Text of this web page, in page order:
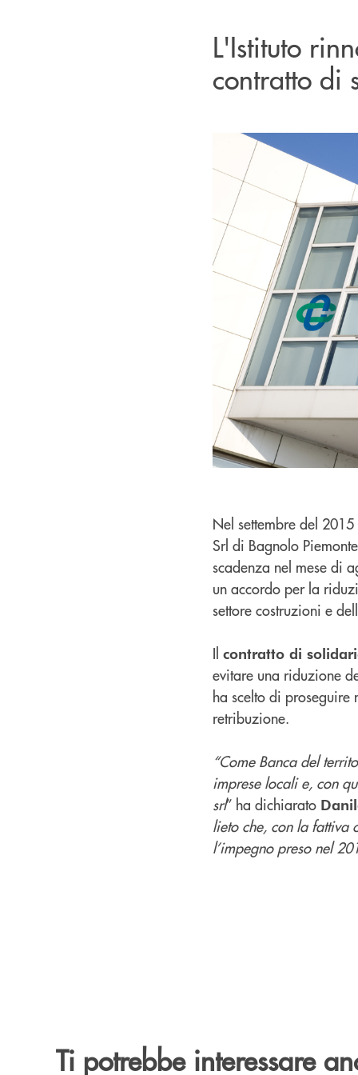
L'Istituto
contratto di
Nel settembre del 2015
Srl di Bagnolo
scadenza nel mese di
un accordo per la
settore costruzioni e
Il contratto di
evitare una riduzione
ha scelto di proseguire
retribuzione.
“Come Banca del
imprese locali e, con
srl” ha dichiarato
lieto che, con la fattiva
l’impegno preso nel
Ti potrebbe interessare